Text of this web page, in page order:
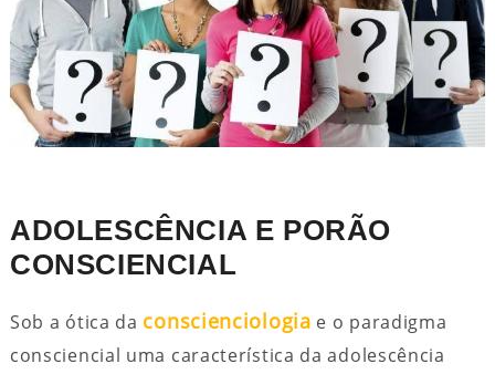
ADOLESCÊNCIA E PORÃO
CONSCIENCIAL
Sob a ótica da conscienciologia e o paradigma
consciencial uma característica da adolescência